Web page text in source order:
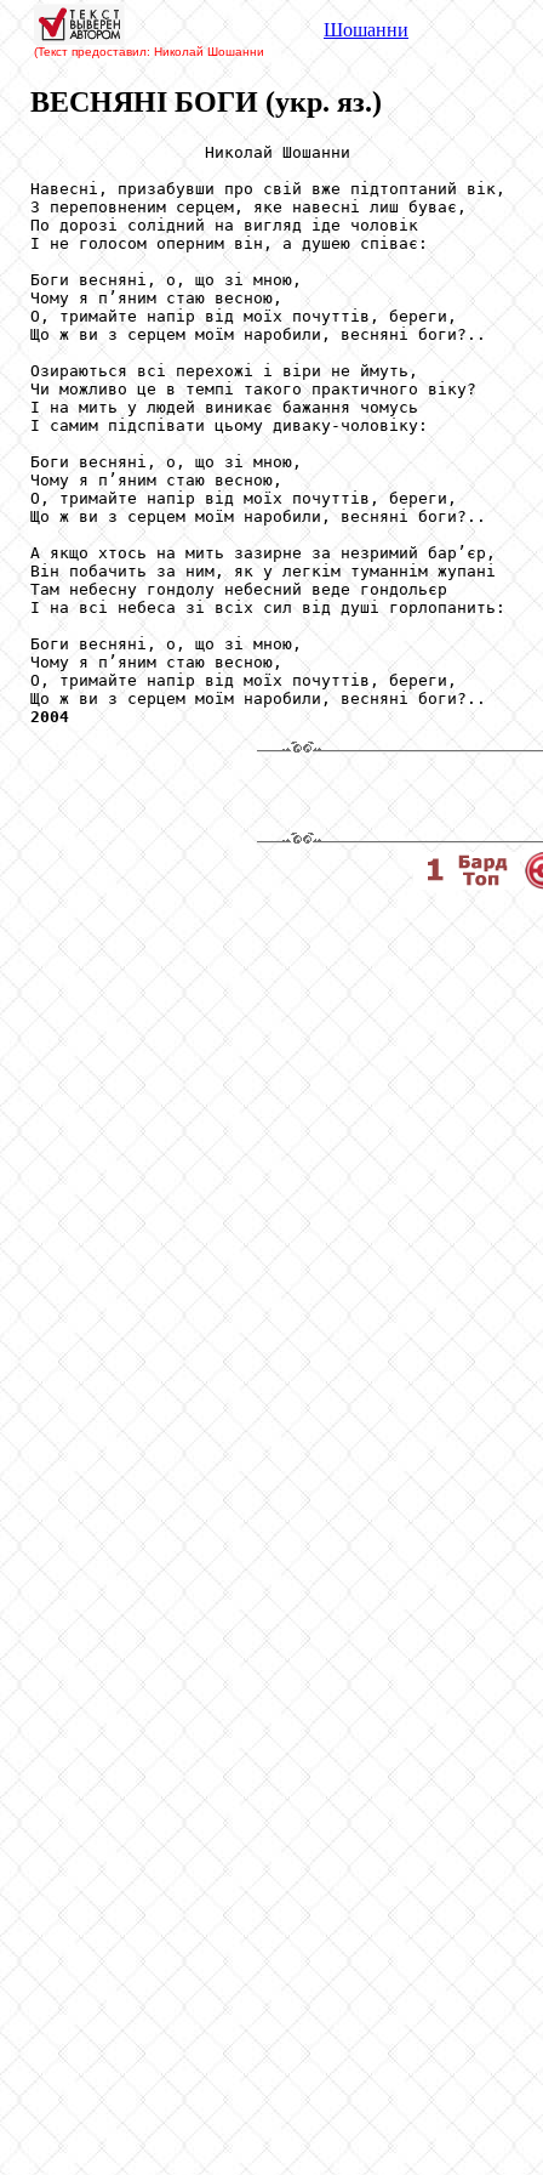
(Текст предоставил: Николай Шошанни
Шошанни
ВЕСНЯНІ БОГИ (укр. яз.)
                  Николай Шошанни
Навесні, призабувши про свій вже підтоптаний вік,
З переповненим серцем, яке навесні лиш буває,
По дорозі солідний на вигляд іде чоловік
І не голосом оперним він, а душею співає:
Боги весняні, о, що зі мною,
Чому я п’яним стаю весною,
О, тримайте напір від моїх почуттів, береги,
Що ж ви з серцем моїм наробили, весняні боги?..
Озираються всі перехожі і віри не ймуть,
Чи можливо це в темпі такого практичного віку?
І на мить у людей виникає бажання чомусь
І самим підспівати цьому диваку-чоловіку:
Боги весняні, о, що зі мною,
Чому я п’яним стаю весною,
О, тримайте напір від моїх почуттів, береги,
Що ж ви з серцем моїм наробили, весняні боги?..
А якщо хтось на мить зазирне за незримий бар’єр,
Він побачить за ним, як у легкім туманнім жупані
Там небесну гондолу небесний веде гондольєр
І на всі небеса зі всіх сил від душі горлопанить:
Боги весняні, о, що зі мною,
Чому я п’яним стаю весною,
О, тримайте напір від моїх почуттів, береги,
2004